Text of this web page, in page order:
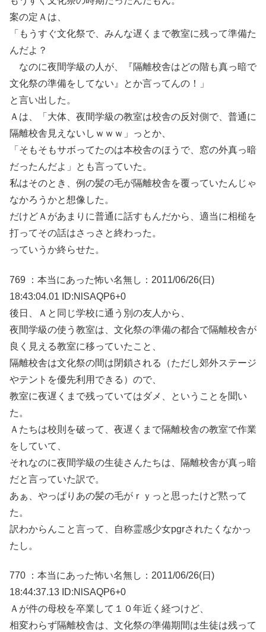
案の定Ａは、
「もうすぐ文化祭で、みんな遅くまで教室に残って準備た
んだよ？
なのに夜間学級の人が、『隔離校舎はどの階も真っ暗で
文化祭の準備をしてない』とか言ってんの！」
と言い出した。
Ａは、「大体、夜間学級の教室は校舎の反対側で、普通に
隔離校舎見えないしｗｗｗ」っとか、
「そもそもサボってたのは本校舎のほうで、窓の外真っ暗
だったんだよ」とも言っていた。
私はそのとき、例の髪の毛が隔離校舎を覆っていたんじゃ
なかろうかと想像した。
だけどＡがあまりに普通に話すもんだから、適当に相槌を
打ってその話はさっさと終わった。
っていうか終らせた。
769 ：本当にあった怖い名無し：2011/06/26(日)
18:43:04.01 ID:NlSAQP6+0
後日、Ａと同じ学校に通う別の友人から、
夜間学級の使う教室は、文化祭の準備の都合で隔離校舎が
良く見える教室に移っていたこと、
隔離校舎は文化祭の間は閉鎖される（ただし郊外ステージ
やテントを優先利用できる）ので、
教室に夜遅くまで残っていてはダメ、ということを聞い
た。
Ａたちは校則を破って、夜遅くまで隔離校舎の教室で作業
をしていて、
それなのに夜間学級の生徒さんたちは、隔離校舎が真っ暗
だと言っていた訳で。
あぁ、やっぱりあの髪の毛がｒｙっと思ったけど黙って
た。
訳わからんこと言って、自称霊感少女pgrされたくなかっ
たし。
770 ：本当にあった怖い名無し：2011/06/26(日)
18:44:37.13 ID:NlSAQP6+0
Ａが件の母校を卒業して１０年近く経つけど、
相変わらず隔離校舎は、文化祭の準備期間は生徒は残って